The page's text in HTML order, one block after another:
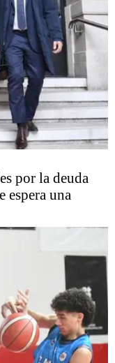
por la deuda
espera una